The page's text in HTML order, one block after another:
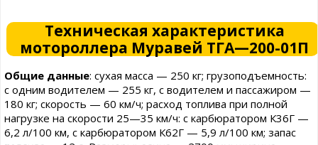
Техническая характеристика
мотороллера Муравей ТГА—200-01П
Общие данные: сухая масса — 250 кг; грузоподъемность:
с одним водителем — 255 кг, с водителем и пассажиром —
180 кг; скорость — 60 км/ч; расход топлива при полной
нагрузке на скорости 25—35 км/ч: с карбюратором К36Г —
6,2 л/100 км, с карбюратором К62Г — 5,9 л/100 км; запас